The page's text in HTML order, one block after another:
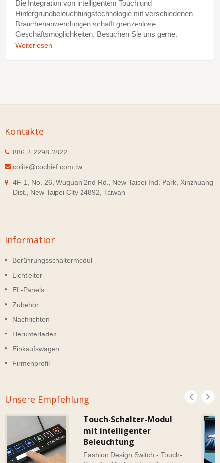
Die Integration von intelligentem Touch und
Hintergrundbeleuchtungstechnologie mit verschiedenen
Branchenanwendungen schafft grenzenlose
Geschäftsmöglichkeiten. Besuchen Sie uns gerne.
Weiterlesen
Kontakte
886-2-2298-2822
colite@cochief.com.tw
4F-1, No. 26, Wuquan 2nd Rd., New Taipei Ind. Park, Xinzhuang
Dist., New Taipei City 24892, Taiwan
Information
Berührungsschaltermodul
Lichtleiter
EL-Panels
Zubehör
Nachrichten
Herunterladen
Einkaufswagen
Firmenprofil
Unsere Empfehlung
Touch-Schalter-Modul
mit intelligenter
Beleuchtung
Fashion Design Switch - Touch-